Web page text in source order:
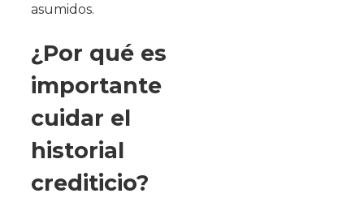
asumidos.
¿Por qué es
importante
cuidar el
historial
crediticio?